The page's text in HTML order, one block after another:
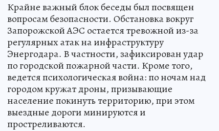
Крайне важный блок беседы был посвящен
вопросам безопасности. Обстановка вокруг
Запорожской АЭС остается тревожной из-за
регулярных атак на инфраструктуру
Энергодара. В частности, зафиксирован удар
по городской пожарной части. Кроме того,
ведется психологическая война: по ночам над
городом кружат дроны, призывающие
население покинуть территорию, при этом
выездные дороги минируются и
простреливаются.